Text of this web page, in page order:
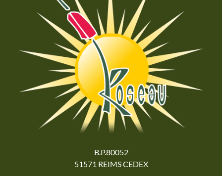
B.P.80052
51571 REIMS CEDEX